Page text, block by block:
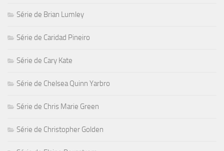
Série de Brian Lumley
Série de Caridad Pineiro
Série de Cary Kate
Série de Chelsea Quinn Yarbro
Série de Chris Marie Green
Série de Christopher Golden